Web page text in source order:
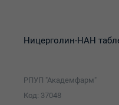
Ницерголин-НАН
РПУП "Академфарм"
Код: 37048